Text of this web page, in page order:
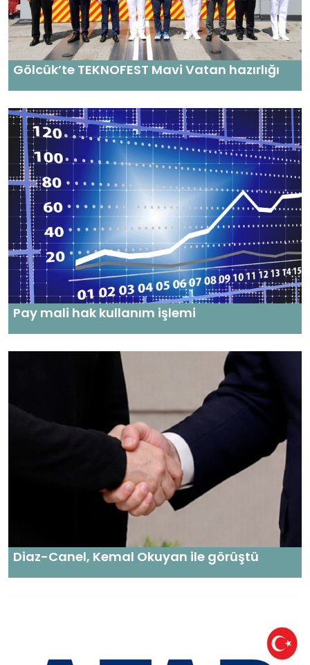
Gölcük’te TEKNOFEST Mavi Vatan hazırlığı
Pay mali hak kullanım işlemi
Diaz-Canel, Kemal Okuyan ile görüştü